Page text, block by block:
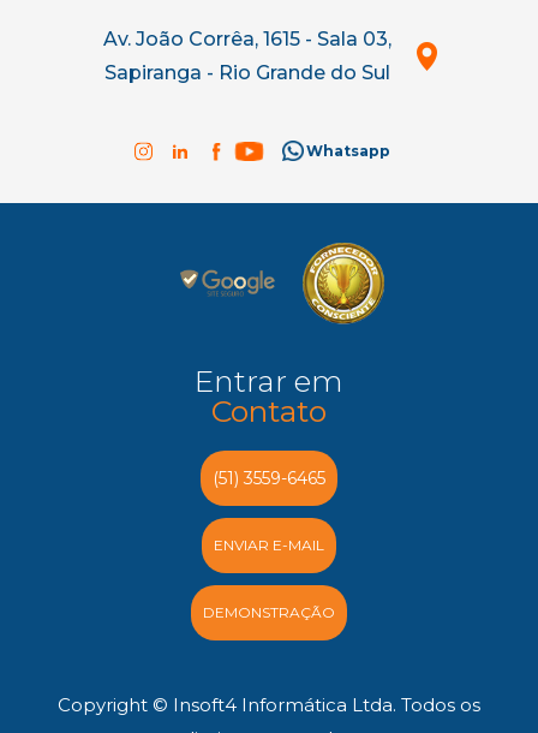
Av. João Corrêa, 1615 - Sala 03,
Sapiranga - Rio Grande do Sul
Whatsapp
Entrar em
Contato
(51) 3559-6465
ENVIAR E-MAIL
DEMONSTRAÇÃO
Copyright © Insoft4 Informática Ltda. Todos os